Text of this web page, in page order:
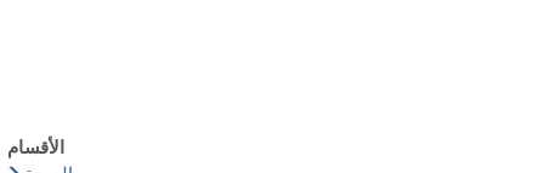
الأقسام